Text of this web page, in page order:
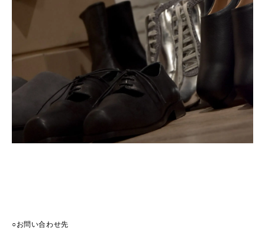
○お問い合わせ先